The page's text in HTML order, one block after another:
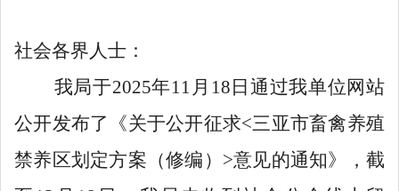
社会各界人士 ：
我局于2025年11 月 18 日通过我单位网站
公开发布了《关于公开征求<三亚市畜禽养殖
禁养区划定方案（修编） >意见的通知》，截